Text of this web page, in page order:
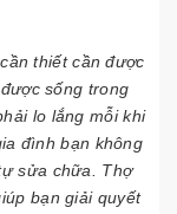
thiết cần được
sống trong
lo lắng mỗi khi
đình bạn không
sửa chữa. Thợ
bạn giải quyết